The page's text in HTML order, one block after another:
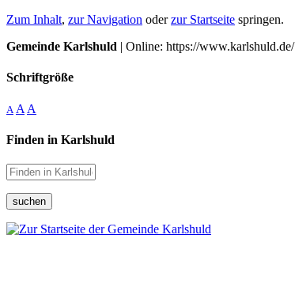
Zum Inhalt, zur Navigation oderzur Startseite springen.
Gemeinde Karlshuld | Online: https://www.karlshuld.de/
Schriftgröße
A A A
Finden in Karlshuld
suchen